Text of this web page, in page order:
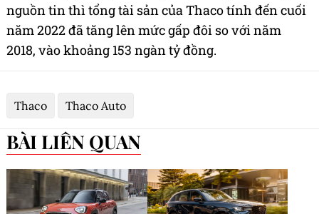
nguồn tin thì tổng tài sản của Thaco tính đến cuối
năm 2022 đã tăng lên mức gấp đôi so với năm
2018, vào khoảng 153 ngàn tỷ đồng.
Thaco Thaco Auto
BÀI LIÊN QUAN